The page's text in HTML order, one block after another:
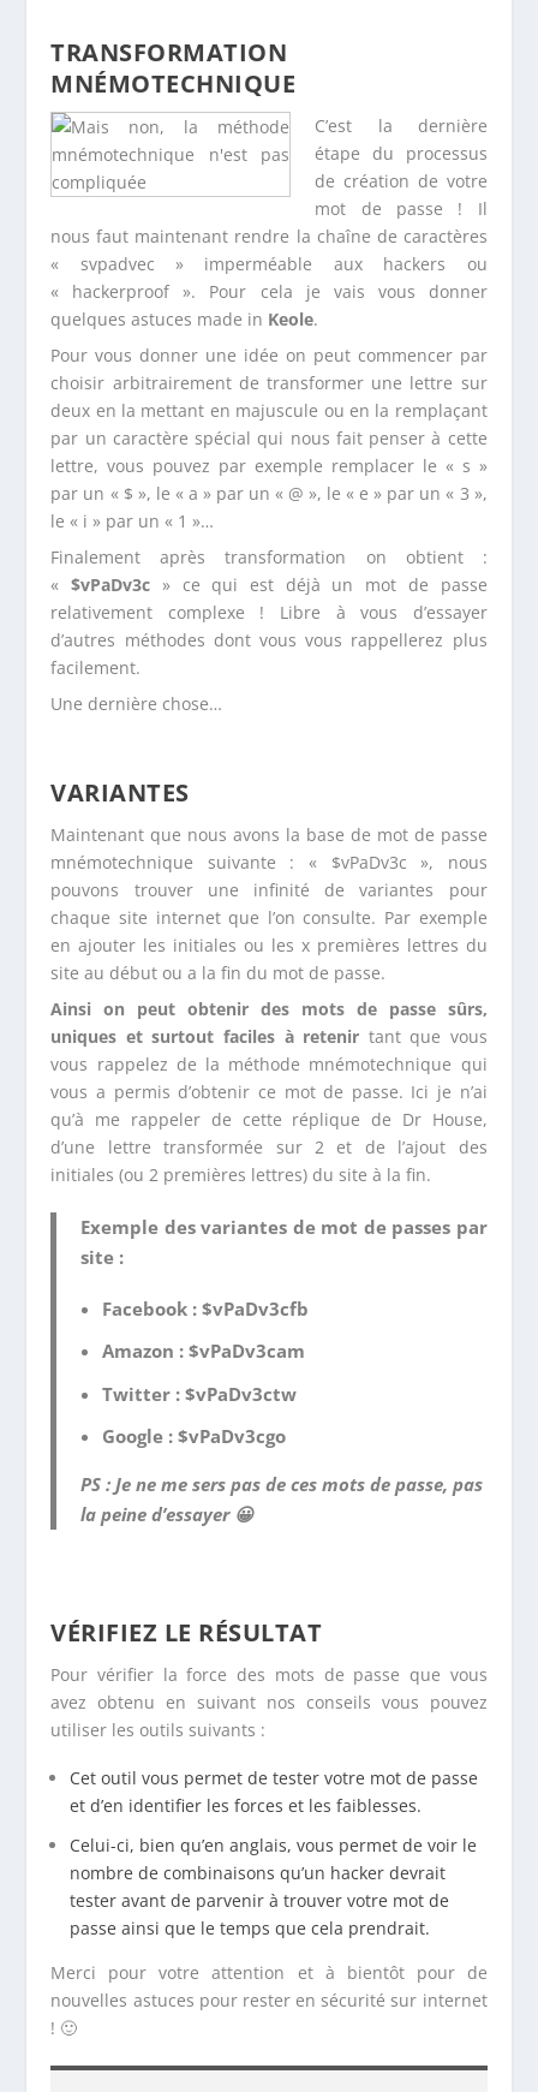
TRANSFORMATION
MNÉMOTECHNIQUE
C’est la dernière
étape du processus
de création de votre
mot de passe ! Il
nous faut maintenant rendre la chaîne de caractères
« svpadvec » imperméable aux hackers ou
« hackerproof ». Pour cela je vais vous donner
quelques astuces made in Keole.
Pour vous donner une idée on peut commencer par
choisir arbitrairement de transformer une lettre sur
deux en la mettant en majuscule ou en la remplaçant
par un caractère spécial qui nous fait penser à cette
lettre, vous pouvez par exemple remplacer le « s »
par un « $ », le « a » par un « @ », le « e » par un « 3 »,
le « i » par un « 1 »…
Finalement après transformation on obtient :
«$vPaDv3c » ce qui est déjà un mot de passe
relativement complexe ! Libre à vous d’essayer
d’autres méthodes dont vous vous rappellerez plus
facilement.
Une dernière chose…
VARIANTES
Maintenant que nous avons la base de mot de passe
mnémotechnique suivante : « $vPaDv3c », nous
pouvons trouver une infinité de variantes pour
chaque site internet que l’on consulte. Par exemple
en ajouter les initiales ou les x premières lettres du
site au début ou a la fin du mot de passe.
Ainsi on peut obtenir des mots de passe sûrs,
uniques et surtout faciles à retenir tant que vous
vous rappelez de la méthode mnémotechnique qui
vous a permis d’obtenir ce mot de passe. Ici je n’ai
qu’à me rappeler de cette réplique de Dr House,
d’une lettre transformée sur 2 et de l’ajout des
initiales (ou 2 premières lettres) du site à la fin.
Exemple des variantes de mot de passes par
site :
Facebook : $vPaDv3cfb
Amazon : $vPaDv3cam
Twitter : $vPaDv3ctw
Google : $vPaDv3cgo
PS : Je ne me sers pas de ces mots de passe, pas
la peine d’essayer 😀
VÉRIFIEZ LE RÉSULTAT
Pour vérifier la force des mots de passe que vous
avez obtenu en suivant nos conseils vous pouvez
utiliser les outils suivants :
Cet outil vous permet de tester votre mot de passe
et d’en identifier les forces et les faiblesses.
Celui-ci, bien qu’en anglais, vous permet de voir le
nombre de combinaisons qu’un hacker devrait
tester avant de parvenir à trouver votre mot de
passe ainsi que le temps que cela prendrait.
Merci pour votre attention et à bientôt pour de
nouvelles astuces pour rester en sécurité sur internet
! 🙂